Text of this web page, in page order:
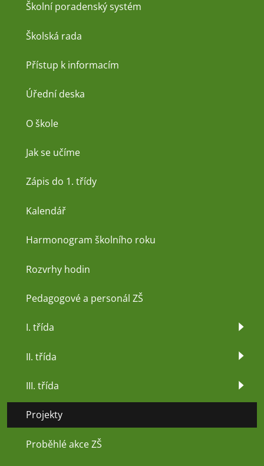
Školní poradenský systém
Školská rada
Přístup k informacím
Úřední deska
O škole
Jak se učíme
Zápis do 1. třídy
Kalendář
Harmonogram školního roku
Rozvrhy hodin
Pedagogové a personál ZŠ
I. třída
II. třída
III. třída
Projekty
Proběhlé akce ZŠ